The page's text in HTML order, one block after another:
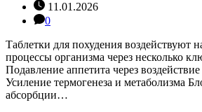
11.01.2026
0
Таблетки для похудения воздействуют
процессы организма через несколько
Подавление аппетита через
Усиление термогенеза и метаболизма
абсорбции…